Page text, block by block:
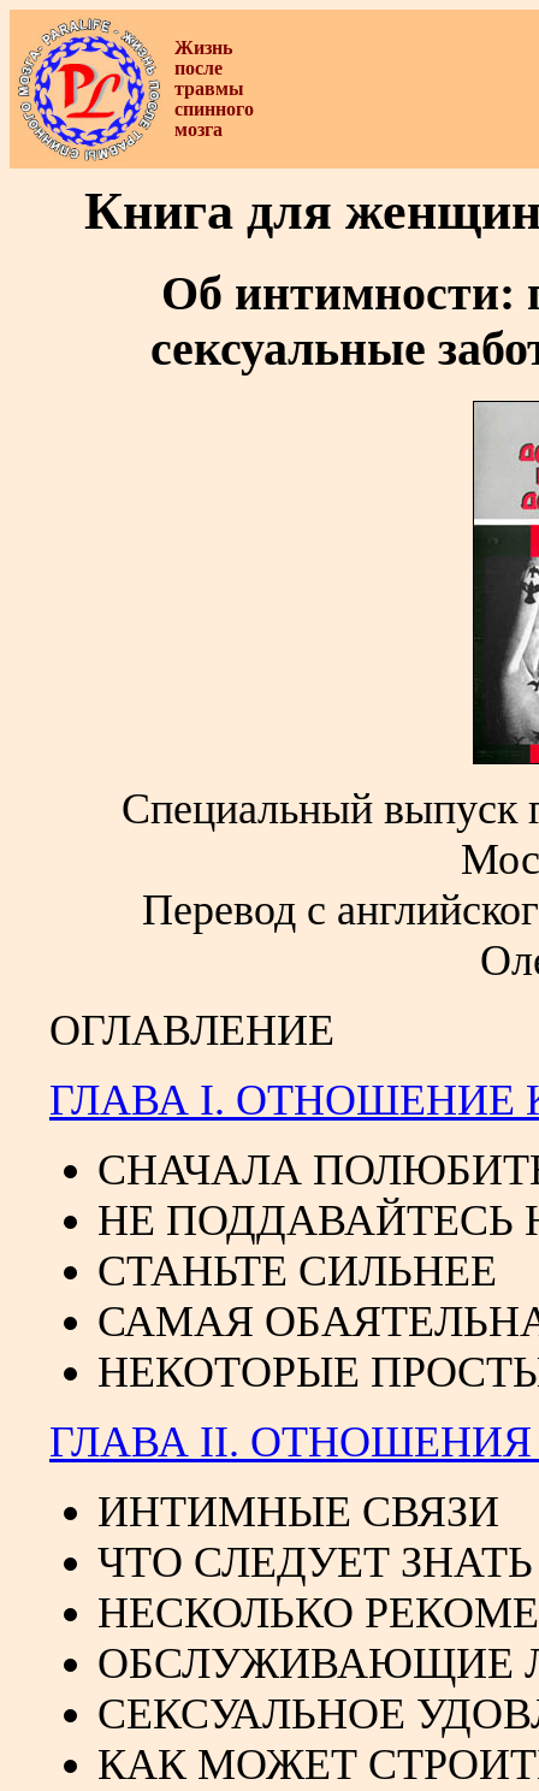
Жизнь
после
травмы
спинного
мозга
Книга для
Об интимности:
сексуальные
Специальный выпуск
Перевод с
ОГЛАВЛЕНИЕ
ГЛАВА I. ОТНОШЕНИЕ
СНАЧАЛА
НЕ ПОДДАВАЙТЕСЬ
СТАНЬТЕ СИЛЬНЕЕ
САМАЯ
НЕКОТОРЫЕ
ГЛАВА II.
ИНТИМНЫЕ СВЯЗИ
ЧТО СЛЕДУЕТ
НЕСКОЛЬКО
ОБСЛУЖИВАЮЩИЕ
СЕКСУАЛЬНОЕ
КАК МОЖЕТ